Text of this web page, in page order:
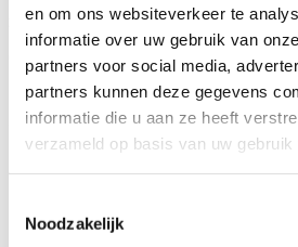
en om ons websiteverkeer te
informatie over uw gebruik van
partners voor social media,
partners kunnen deze gegevens
informatie die u aan ze heeft
verzameld op basis van uw gebruik
Noodzakelijk
ziekenhuisopname. Bespreek dit dan
op de plek waar het gebeurt. Het liefst
het gaat. Zo kunt u samen direct
Ook kunnen misverstanden worden
Bent u hier niet tevreden over? Of
kunt u uw klacht bespreken met de